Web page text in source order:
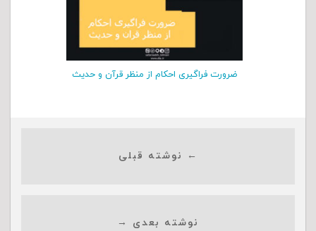
ضرورت فراگیری احکام از منظر قرآن و حدیث
← نوشته قبلی
نوشته بعدی →